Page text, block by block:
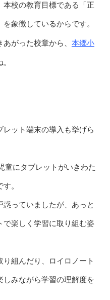
校の教育目標である「正
象徴しているからです。
がった校章から、 本郷小
レット端末の導入も挙げら
童にタブレットがいきわた
。
っていましたが、あっと
で楽しく学習に取り組む姿
組んだり、ロイロノート
しみながら学習の理解度を